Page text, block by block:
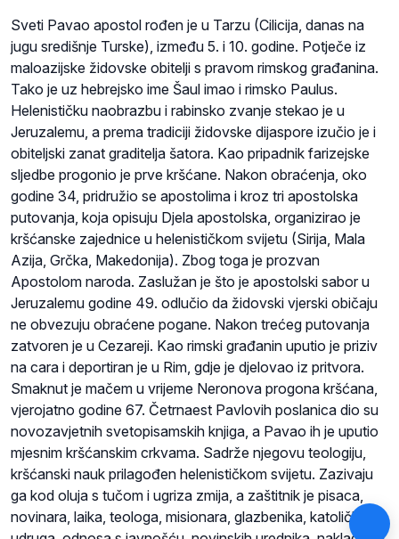
Sveti Pavao apostol rođen je u Tarzu (Cilicija, danas na
jugu središnje Turske), između 5. i 10. godine. Potječe iz
maloazijske židovske obitelji s pravom rimskog građanina.
Tako je uz hebrejsko ime Šaul imao i rimsko Paulus.
Helenističku naobrazbu i rabinsko zvanje stekao je u
Jeruzalemu, a prema tradiciji židovske dijaspore izučio je i
obiteljski zanat graditelja šatora. Kao pripadnik farizejske
sljedbe progonio je prve kršćane. Nakon obraćenja, oko
godine 34, pridružio se apostolima i kroz tri apostolska
putovanja, koja opisuju Djela apostolska, organizirao je
kršćanske zajednice u helenističkom svijetu (Sirija, Mala
Azija, Grčka, Makedonija). Zbog toga je prozvan
Apostolom naroda. Zaslužan je što je apostolski sabor u
Jeruzalemu godine 49. odlučio da židovski vjerski običaju
ne obvezuju obraćene pogane. Nakon trećeg putovanja
zatvoren je u Cezareji. Kao rimski građanin uputio je priziv
na cara i deportiran je u Rim, gdje je djelovao iz pritvora.
Smaknut je mačem u vrijeme Neronova progona kršćana,
vjerojatno godine 67. Četrnaest Pavlovih poslanica dio su
novozavjetnih svetopisamskih knjiga, a Pavao ih je uputio
mjesnim kršćanskim crkvama. Sadrže njegovu teologiju,
kršćanski nauk prilagođen helenističkom svijetu. Zazivaju
ga kod oluja s tučom i ugriza zmija, a zaštitnik je pisaca,
novinara, laika, teologa, misionara, glazbenika, katoličkih